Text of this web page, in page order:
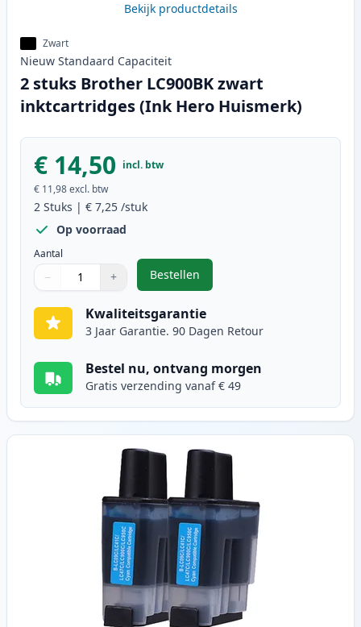
Bekijk productdetails
Zwart
Nieuw Standaard Capaciteit
2 stuks Brother LC900BK zwart
inktcartridges (Ink Hero Huismerk)
€ 14,50 incl. btw
€ 11,98excl. btw
2 Stuks | € 7,25 /stuk
Op voorraad
Aantal
Gebruik de knoppen om aan te passen
− +
1
Bestellen
,2 stuks Brother LC900BK zwart
Kwaliteitsgarantie
3 Jaar Garantie. 90 Dagen Retour
Bestel nu, ontvang morgen
Gratis verzending vanaf € 49